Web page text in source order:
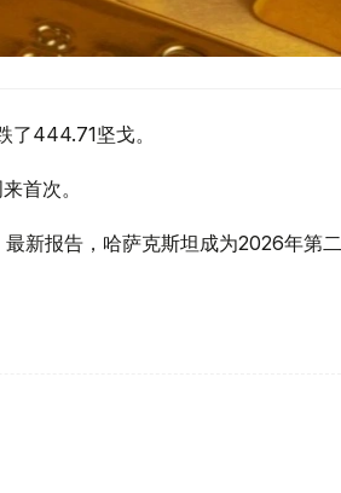
了444.71坚戈。
首次。
新报告，哈萨克斯坦成为2026年第二